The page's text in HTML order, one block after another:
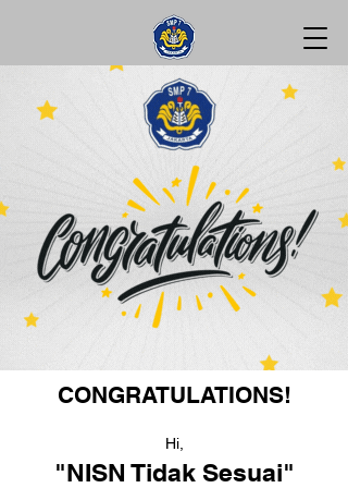
CONGRATULATIONS!
Hi,
"NISN Tidak Sesuai"